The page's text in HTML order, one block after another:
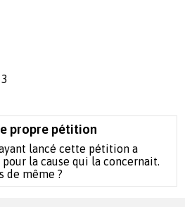
propre pétition
lancé cette pétition a
la cause qui la concernait.
de même ?